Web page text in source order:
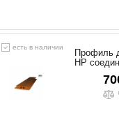
есть в наличии
Профиль
HP